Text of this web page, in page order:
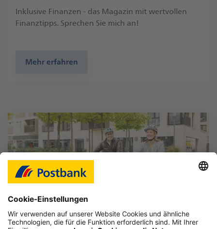
Inklusive Finanzen - das Magazin mit wertvollen
Finanztipps. Sprechen Sie mich an!
Mehr erfahren